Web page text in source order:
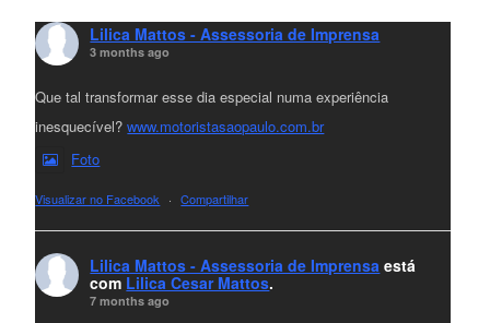
Lilica Mattos - Assessoria de Imprensa
3 months ago
Que tal transformar esse dia especial numa experiência
inesquecível?www.motoristasaopaulo.com.br
Foto
Visualizar no Facebook · Compartilhar
Lilica Mattos - Assessoria de Imprensa está
com Lilica Cesar Mattos.
7 months ago